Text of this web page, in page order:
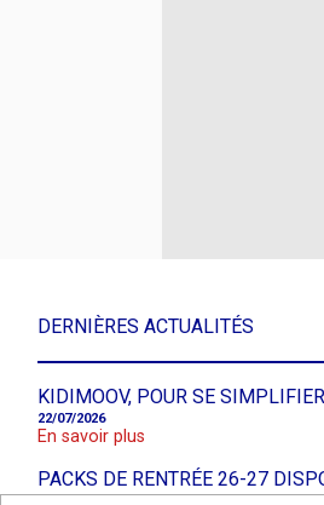
DERNIÈRES ACTUALITÉS
KIDIMOOV, POUR SE
22/07/2026
En savoir plus
PACKS DE RENTRÉE 26-27